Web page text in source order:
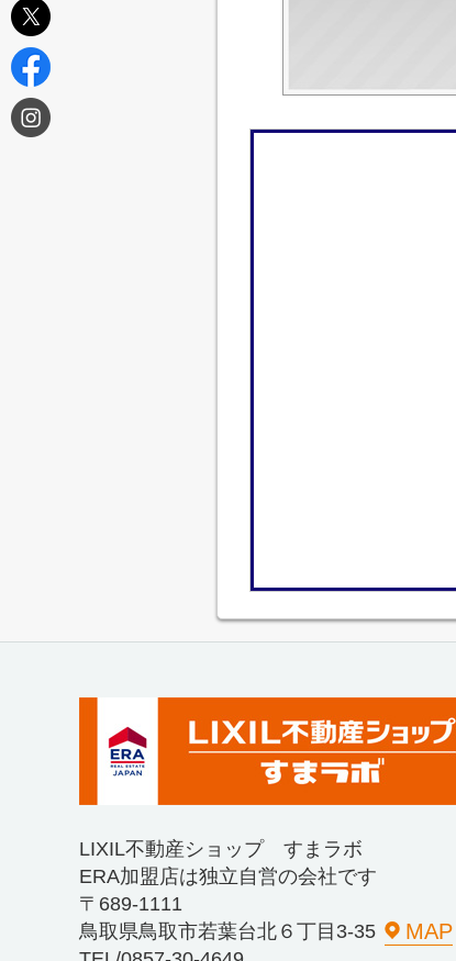
LIXIL不動産ショップ すまラボ
ERA加盟店は独立自営の会社です
〒689-1111
鳥取県鳥取市若葉台北６丁目3-35
MAP